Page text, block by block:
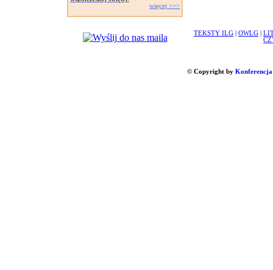
więcej >>>
TEKSTY ILG OWLG
© Copyright by Konferencja